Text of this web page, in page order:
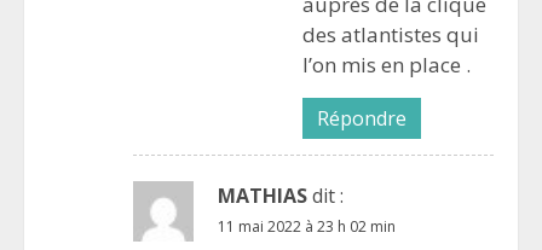
des atlantistes qui
l’on mis en place .
Répondre
MATHIASdit :
11 mai 2022 à 23 h 02 min